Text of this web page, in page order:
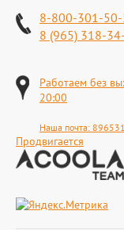
8-800-301-
8 (965) 318-
Работаем без
20:00
Наша почта:
Продвигается